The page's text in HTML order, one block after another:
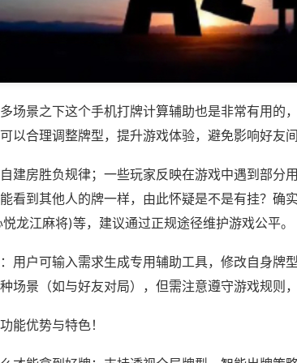
场景之下这个手机打牌计算辅助也是非常有用的
以合理调整牌型，提升游戏体验，避免影响好友间
建房胜负规律；一些玩家反映在游戏中遇到部分
看到其他人的牌一样，由此怀疑是不是有挂？确
龙江麻将)等，建议通过正规途径维护游戏公平。
用户可输入需求生成专用辅助工具，修改自身牌
场景（如与好友对局），但需注意遵守游戏规则，
能优势与特色！